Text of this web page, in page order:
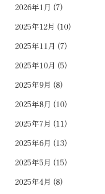
2026年1月 (7)
2025年12月 (10)
2025年11月 (7)
2025年10月 (5)
2025年9月 (8)
2025年8月 (10)
2025年7月 (11)
2025年6月 (13)
2025年5月 (15)
2025年4月 (8)